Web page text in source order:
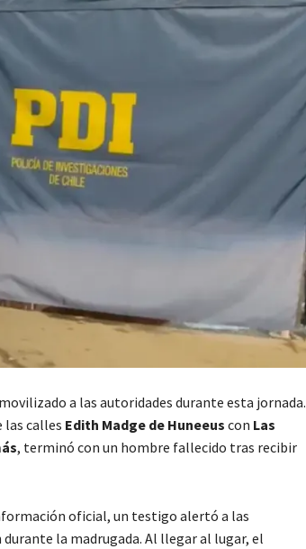
a las autoridades durante esta jornada.
las calles Edith Madge de Huneeus con Las
, terminó con un hombre fallecido tras recibir
oficial, un testigo alertó a las
la madrugada. Al llegar al lugar, el